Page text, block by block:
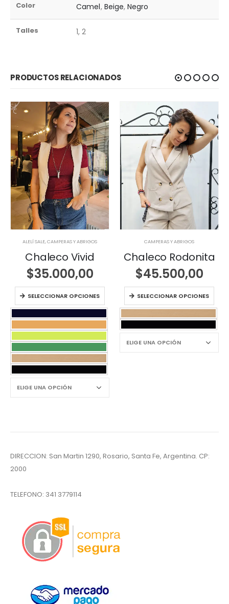
Color Camel, Beige,Negro
Talles 1, 2
PRODUCTOS RELACIONADOS
ALELÍ SALE,CAMPERAS Y ABRIGOS
Chaleco Vivid
$35.000,00
SELECCIONAR OPCIONES
CAMPERAS Y ABRIGOS
Chaleco Rodonita
$45.500,00
SELECCIONAR OPCIONES
DIRECCION: San Martin 1290, Rosario, Santa Fe, Argentina. CP:
2000
TELEFONO: 341 3779114